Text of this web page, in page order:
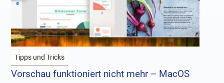
Tipps und Tricks
Vorschau funktioniert nicht mehr – MacOS